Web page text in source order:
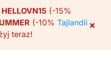
HELLOVN15 (-15%
(-10% Tajlandii
teraz!
×